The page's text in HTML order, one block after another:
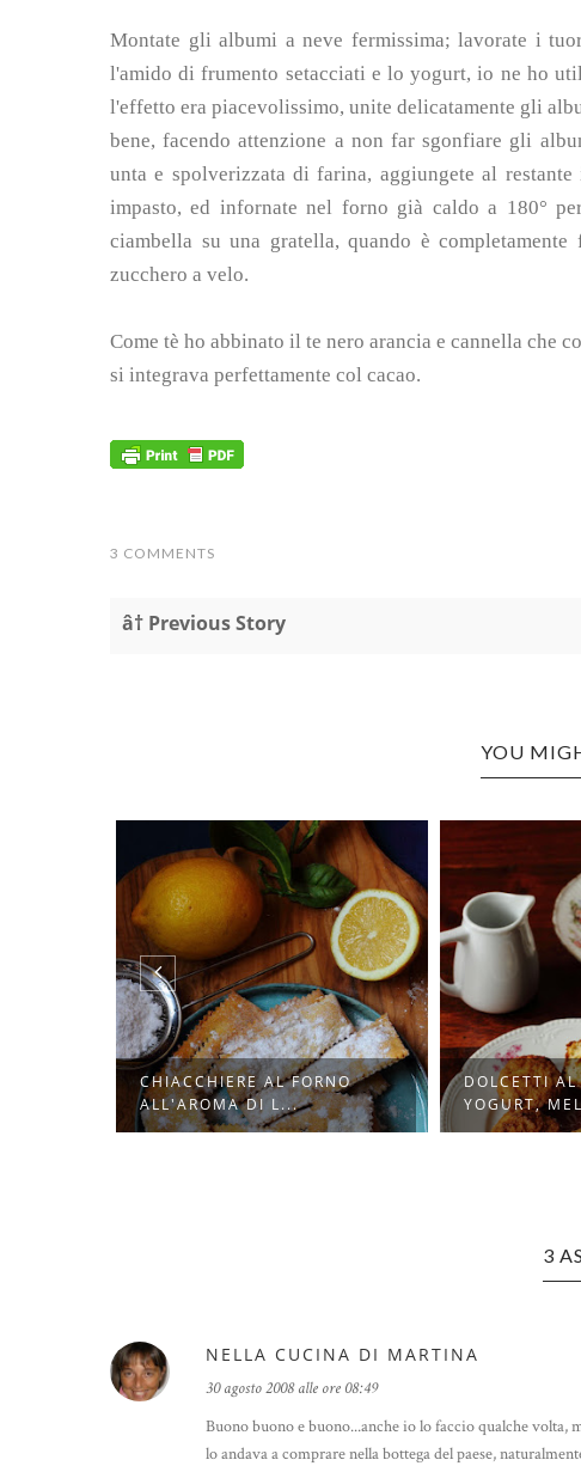
Montate gli albumi a neve fermissima; lavorate i
l'amido di frumento setacciati e lo yogurt, io ne ho
l'effetto era piacevolissimo, unite delicatamente gli
bene, facendo attenzione a non far sgonfiare gli
unta e spolverizzata di farina, aggiungete al
impasto, ed infornate nel forno già caldo a 180°
ciambella su una gratella, quando è
zucchero a velo.
Come tè ho abbinato il te nero arancia e cannella che
si integrava perfettamente col cacao.
3 COMMENTS
â† Previous Story
YOU
CHIACCHIERE AL FORNO
ALL'AROMA DI L...
DOLCETTI
YOGURT,
3
NELLA CUCINA DI MARTINA
30 agosto 2008 alle ore 08:49
Buono buono e buono...anche io lo faccio qualche
lo andava a comprare nella bottega del paese,